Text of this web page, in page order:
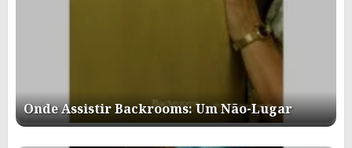
Onde Assistir Backrooms: Um Não-Lugar